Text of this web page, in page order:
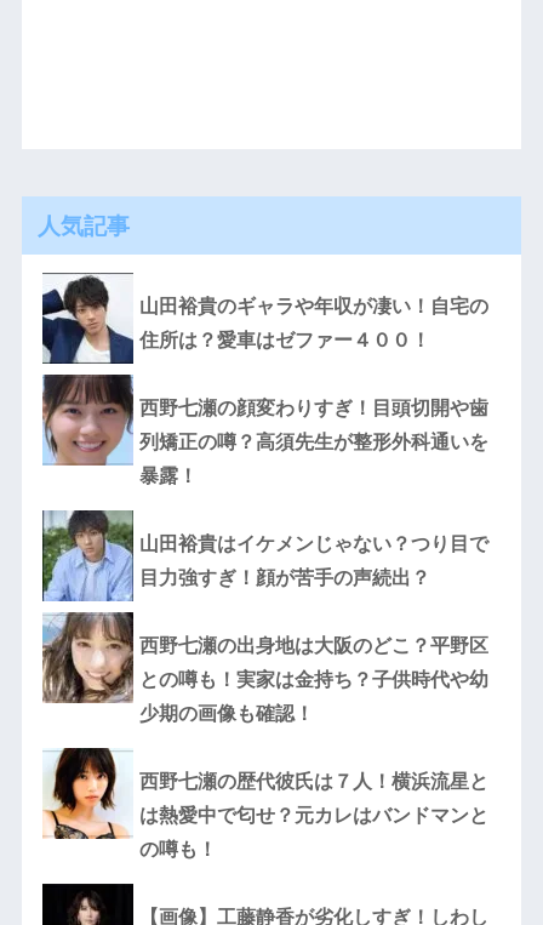
人気記事
山田裕貴のギャラや年収が凄い！自宅の
住所は？愛車はゼファー４００！
西野七瀬の顔変わりすぎ！目頭切開や歯
列矯正の噂？高須先生が整形外科通いを
暴露！
山田裕貴はイケメンじゃない？つり目で
目力強すぎ！顔が苦手の声続出？
西野七瀬の出身地は大阪のどこ？平野区
との噂も！実家は金持ち？子供時代や幼
少期の画像も確認！
西野七瀬の歴代彼氏は７人！横浜流星と
は熱愛中で匂せ？元カレはバンドマンと
の噂も！
【画像】工藤静香が劣化しすぎ！しわし